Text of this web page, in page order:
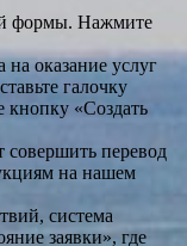
формы. Нажмите
на оказание услуг
галочку
кнопку «Создать
совершить перевод
на нашем
система
заявки», где